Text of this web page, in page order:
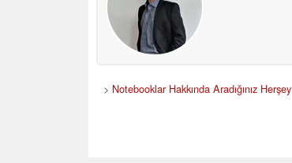
> Notebooklar Hakkında Aradığınız Herşey